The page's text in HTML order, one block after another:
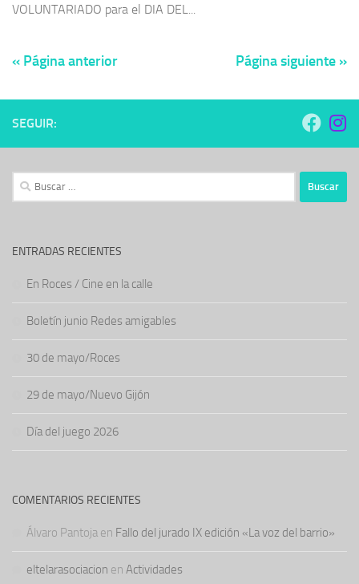
VOLUNTARIADO para el DIA DEL...
« Página anterior Página siguiente »
SEGUIR:
Buscar:
ENTRADAS RECIENTES
En Roces / Cine en la calle
Boletín junio Redes amigables
30 de mayo/Roces
29 de mayo/Nuevo Gijón
Día del juego 2026
COMENTARIOS RECIENTES
Álvaro Pantoja en Fallo del jurado IX edición «La voz del barrio»
eltelarasociacion en Actividades